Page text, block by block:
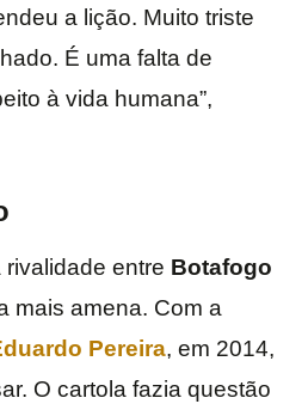
a lição. Muito triste
É uma falta de
à vida humana”,
entre Botafogo
mais amena. Com a
Pereira, em 2014,
O cartola fazia questão